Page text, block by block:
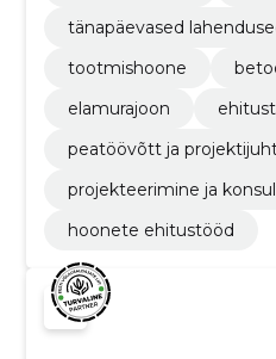
tänapäevased
tootmishoone
elamurajoon
peatöövõtt ja
projekteerimine ja
hoonete ehitustööd